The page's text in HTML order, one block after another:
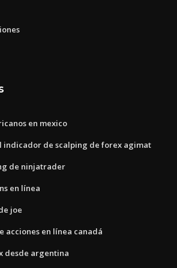
en mexico
indicador de scalping de forex agimat
de ninjatrader
en línea
joe
acciones en línea canadá
desde argentina